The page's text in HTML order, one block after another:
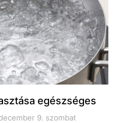
egészséges
9. szombat